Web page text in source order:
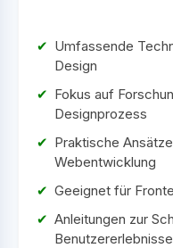
Umfassende
Design
Fokus auf
Designprozess
Praktische
Webentwicklung
Geeignet für
Anleitungen zur
Benutzererlebnisse